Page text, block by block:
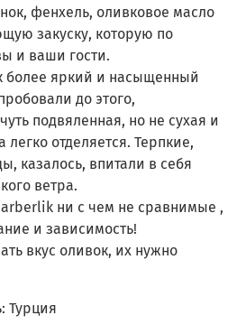
фенхель, оливковое масло
закуску, которую по
и ваши гости.
более яркий и насыщенный
до этого,
подвяленная, но не сухая и
легко отделяется. Терпкие,
казалось, впитали в себя
ветра.
ни с чем не сравнимые ,
и зависимость!
вкус оливок, их нужно
Турция